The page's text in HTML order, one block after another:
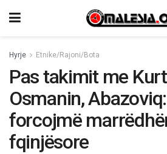
Hyrje Etnike/Rajoni/Bota
Pas takimit me
Osmanin,
forcojmë
fqinjësore